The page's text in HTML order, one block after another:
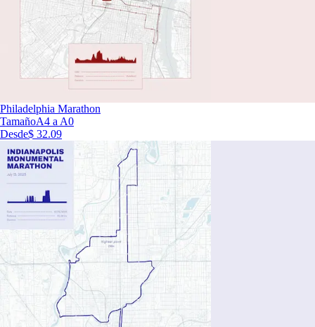
Philadelphia Marathon
TamañoA4 a A0
Desde$ 32.09